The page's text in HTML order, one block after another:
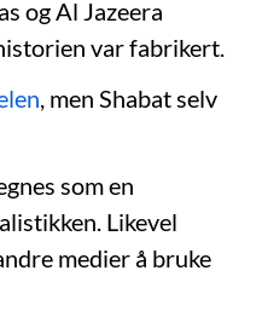
og Al Jazeera
var fabrikert.
, men Shabat selv
som en
Likevel
medier å bruke